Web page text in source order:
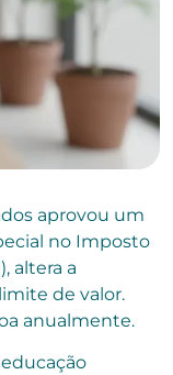
aprovou um
no Imposto
altera a
de valor.
anualmente.